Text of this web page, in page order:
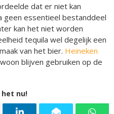
dat er niet kan
geen essentieel bestanddeel
kan het niet worden
tequila wel degelijk een
van het bier. Heineken
blijven gebruiken op de
het nu!